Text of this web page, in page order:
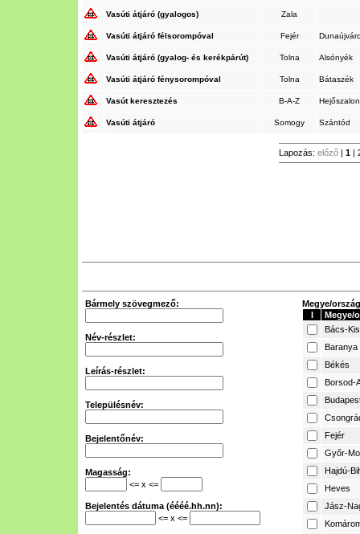
Vasúti átjáró (gyalogos) Zala
Vasúti átjáró félsorompóval Fejér
Vasúti átjáró (gyalog- és kerékpárút) Tolna Alsónyék
Vasúti átjáró fénysorompóval Tolna Bátaszék
Vasút keresztezés B-A-Z
Vasúti átjáró Somogy Szántód
Lapozás: előző | 1 |
Bármely szövegmező:
Név-részlet:
Leírás-részlet:
Településnév:
Bejelentőnév:
Magasság:
<= x <=
Bejelentés dátuma (éééé.hh.nn):
<= x <=
Megye/
I
Megye/
Bács-
Baranya
Békés
Borsod-
Fejér
Győr-
Hajdú-
Heves
Jász-